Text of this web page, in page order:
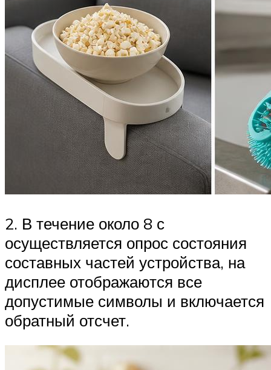
2. В течение около 8 с
осуществляется опрос состояния
составных частей устройства, на
дисплее отображаются все
допустимые символы и включается
обратный отсчет.